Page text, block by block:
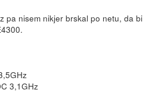
pa nisem nikjer brskal po netu, da bi
3,1GHz